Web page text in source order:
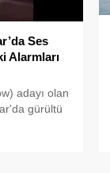
Ses
Alarmları
adayı olan
gürültü